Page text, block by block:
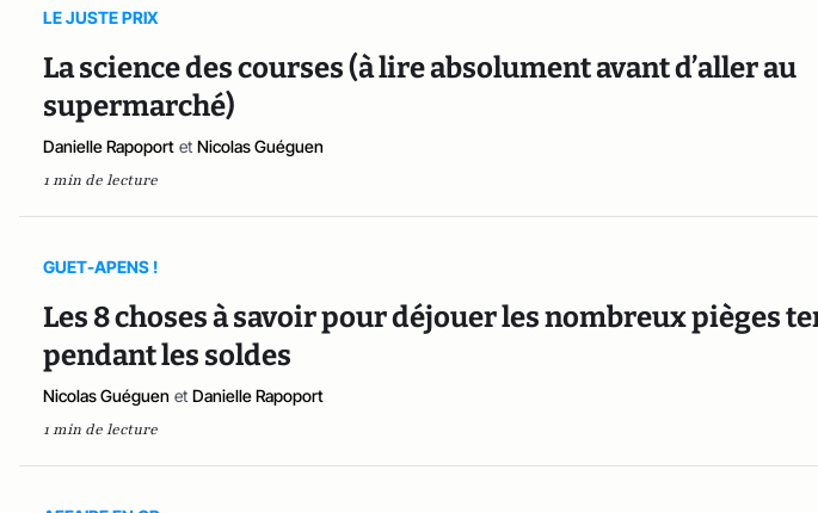
LE JUSTE PRIX
La science des courses (à lire absolument avant d’aller au
supermarché)
Danielle Rapoport et Nicolas Guéguen
1 min de lecture
GUET-APENS !
Les 8 choses à savoir pour déjouer les nombreux pièges
pendant les soldes
Nicolas Guéguen et Danielle Rapoport
1 min de lecture